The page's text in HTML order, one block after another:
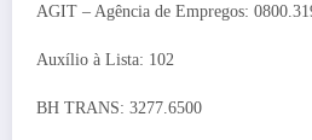
AGIT – Agência de Empregos:
Auxílio à Lista: 102
BH TRANS: 3277.6500